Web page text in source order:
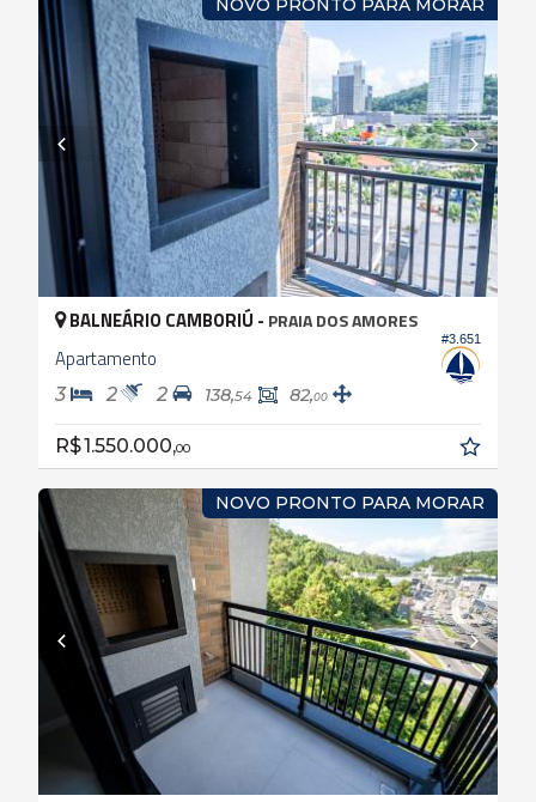
NOVO PRONTO PARA MORAR
#3.651
BALNEÁRIO CAMBORIÚ - PRAIA DOS AMORES
Apartamento
3 2 2 138,54 82,00
R$ 1.550.000,00
NOVO PRONTO PARA MORAR